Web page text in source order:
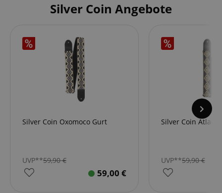
Silver Coin Angebote
Silver Coin Oxomoco Gurt
UVP**59,90€
59,00 €
Silver Coin
UVP**59,90€